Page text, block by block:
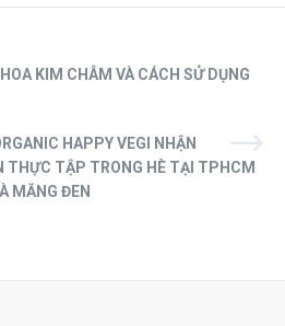
KIM CHÂM VÀ CÁCH SỬ DỤNG
HAPPY VEGI NHẬN
THỰC TẬP TRONG HÈ TẠI TPHCM
MĂNG ĐEN